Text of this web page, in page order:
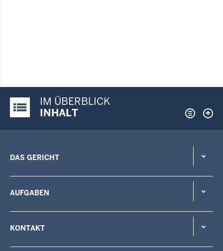
Justiz-Portal im Überblick:
IM ÜBERBLICK
INHALT
DAS GERICHT
AUFGABEN
KONTAKT